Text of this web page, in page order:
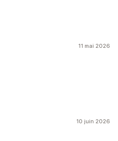
11 mai 2026
10 juin 2026